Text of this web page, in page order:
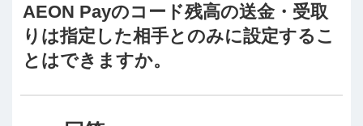
AEON Payのコード残高の送金・受取
りは指定した相手とのみに設定するこ
とはできますか。